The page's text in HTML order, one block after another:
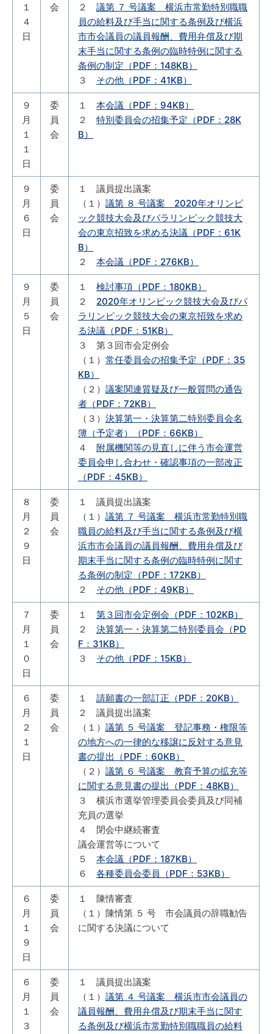
１
４
日
会 ２ 議第 ７ 号議案 横浜市常勤特別職職
員の給料及び手当に関する条例及び横浜
市市会議員の議員報酬、費用弁償及び期
末手当に関する条例の臨時特例に関する
条例の制定（PDF：148KB）
３ その他（PDF：41KB）
９
月
１
１
日
委
員
会
１ 本会議（PDF：94KB）
２ 特別委員会の招集予定（PDF：28K
B）
９
月
６
日
委
員
会
１ 議員提出議案
（１） 議第 ８ 号議案 2020年オリンピ
ック競技大会及びパラリンピック競技大
会の東京招致を求める決議（PDF：61K
B）
２ 本会議（PDF：276KB）
９
月
５
日
委
員
会
１ 検討事項（PDF：180KB）
２ 2020年オリンピック競技大会及びパ
ラリンピック競技大会の東京招致を求め
る決議（PDF：51KB）
３ 第３回市会定例会
（１） 常任委員会の招集予定（PDF：35
KB）
（２） 議案関連質疑及び一般質問の通告
者（PDF：72KB）
（３） 決算第一・決算第二特別委員会名
簿（予定者）（PDF：66KB）
４ 附属機関等の見直しに伴う市会運営
委員会申し合わせ・確認事項の一部改正
（PDF：45KB）
８
月
２
９
日
委
員
会
１ 議員提出議案
（１） 議第 ７ 号議案 横浜市常勤特別職
職員の給料及び手当に関する条例及び横
浜市市会議員の議員報酬、費用弁償及び
期末手当に関する条例の臨時特例に関す
る条例の制定（PDF：172KB）
２ その他（PDF：49KB）
７
月
１
０
日
委
員
会
１ 第３回市会定例会（PDF：102KB）
２ 決算第一・決算第二特別委員会（PD
F：31KB）
３ その他（PDF：15KB）
６
月
２
１
日
委
員
会
１ 請願書の一部訂正（PDF：20KB）
２ 議員提出議案
（１） 議第 ５ 号議案 登記事務・権限等
の地方への一律的な移譲に反対する意見
書の提出（PDF：60KB）
（２） 議第 ６ 号議案 教育予算の拡充等
に関する意見書の提出（PDF：48KB）
３ 横浜市選挙管理委員会委員及び同補
充員の選挙
４ 閉会中継続審査
議会運営等について
５ 本会議（PDF：187KB）
６ 各種委員会委員（PDF：53KB）
６
月
１
９
日
委
員
会
１ 陳情審査
（１）陳情第 ５ 号 市会議員の辞職勧告
に関する決議について
６
月
１
３
委
員
会
１ 議員提出議案
（１） 議第 ４ 号議案 横浜市市会議員の
議員報酬、費用弁償及び期末手当に関す
る条例及び横浜市常勤特別職職員の給料